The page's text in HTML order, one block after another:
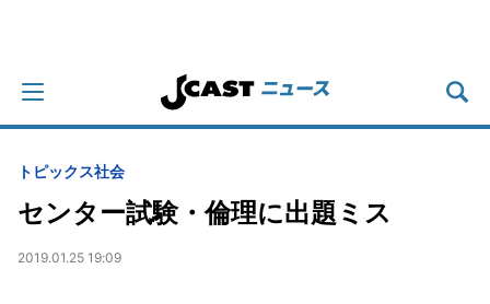
トピックス社会
センター試験・倫理に出題ミス
2019.01.25 19:09